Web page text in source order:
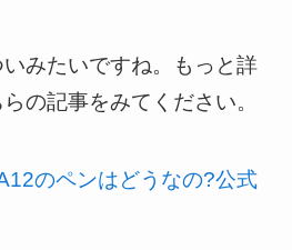
みたいですね。もっと詳
の記事をみてください。
のペンはどうなの?公式